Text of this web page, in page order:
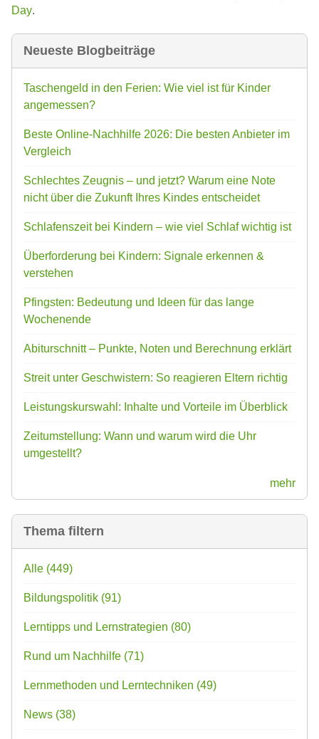
Day.
Neueste Blogbeiträge
Taschengeld in den Ferien: Wie viel ist für Kinder
angemessen?
Beste Online-Nachhilfe 2026: Die besten Anbieter im
Vergleich
Schlechtes Zeugnis – und jetzt? Warum eine Note
nicht über die Zukunft Ihres Kindes entscheidet
Schlafenszeit bei Kindern – wie viel Schlaf wichtig ist
Überforderung bei Kindern: Signale erkennen &
verstehen
Pfingsten: Bedeutung und Ideen für das lange
Wochenende
Abiturschnitt – Punkte, Noten und Berechnung erklärt
Streit unter Geschwistern: So reagieren Eltern richtig
Leistungskurswahl: Inhalte und Vorteile im Überblick
Zeitumstellung: Wann und warum wird die Uhr
umgestellt?
mehr
Thema filtern
Alle (449)
Bildungspolitik (91)
Lerntipps und Lernstrategien (80)
Rund um Nachhilfe (71)
Lernmethoden und Lerntechniken (49)
News (38)